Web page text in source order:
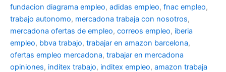
fundacion diagrama empleo, adidas empleo, fnac empleo,
trabajo autonomo, mercadona trabaja con nosotros,
mercadona ofertas de empleo, correos empleo, iberia
empleo, bbva trabajo, trabajar en amazon barcelona,
ofertas empleo mercadona, trabajar en mercadona
opiniones, inditex trabajo, inditex empleo, amazon trabaja